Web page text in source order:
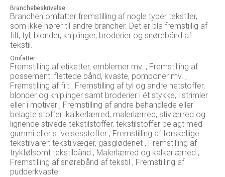
Branchebeskrivelse
Branchen omfatter fremstilling af nogle typer tekstiler,
som ikke hører til andre brancher. Det er bla fremstillig af
filt, tyl, blonder, kniplinger, broderier og snørebånd af
tekstil.
Omfatter
Fremstilling af etiketter, emblemer mv. , Fremstilling af
possement: flettede bånd, kvaste, pomponer mv. ,
Fremstilling af filt , Fremstilling af tyl og andre netstoffer,
blonder og kniplinger samt broderier i ét stykke, i strimler
eller i motiver , Fremstilling af andre behandlede eller
belagte stoffer: kalkerlærred, malerlærred, stivlærred og
lignende stivede tekstilstoffer, tekstilstoffer belagt med
gummi eller stivelsesstoffer , Fremstilling af forskellige
tekstilvarer: tekstilvæger, gasglødenet , Fremstilling af
trykfølsomt tekstilbånd , Malerlærred og kalkerlærred ,
Fremstilling af snørebånd af tekstil , Fremstilling af
pudderkvaste